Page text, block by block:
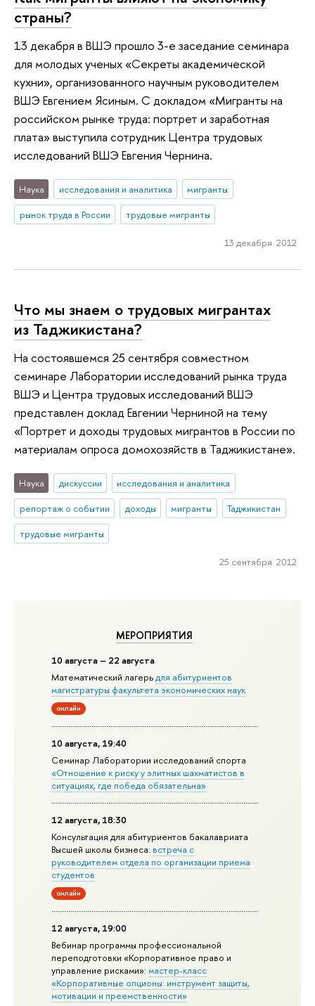
МЕРОПРИЯТИЯ
10 августа – 22 августа
Математический лагерьдля абитуриентов
магистратуры факультета экономических наук
онлайн
10 августа, 19:40
Семинар Лаборатории исследований спорта
«Отношение к риску у элитных шахматистов в
ситуациях, где победа обязательна»
12 августа, 18:30
Консультация для абитуриентов бакалавриата
Высшей школы бизнеса: встреча с
руководителем отдела по организации приема
студентов
онлайн
12 августа, 19:00
Вебинар программы профессиональной
переподготовки «Корпоративное право и
управление рисками»:мастер-класс
«Корпоративные опционы: инструмент защиты,
мотивации и преемственности»
страны?
13 декабря в ВШЭ прошло 3-е заседание семинара
для молодых ученых «Секреты академической
кухни», организованного научным руководителем
ВШЭ Евгением Ясиным. С докладом «Мигранты на
российском рынке труда: портрет и заработная
плата» выступила сотрудник Центра трудовых
исследований ВШЭ Евгения Чернина.
Наука исследования и аналитика
мигранты
рынок труда в России
трудовые мигранты
13 декабря 2012
Что мы знаем о трудовых мигрантах
из Таджикистана?
На состоявшемся 25 сентября совместном
семинаре Лаборатории исследований рынка труда
ВШЭ и Центра трудовых исследований ВШЭ
представлен доклад Евгении Черниной на тему
«Портрет и доходы трудовых мигрантов в России по
материалам опроса домохозяйств в Таджикистане».
Наука дискуссии
исследования и аналитика
репортаж о событии
доходы мигранты
Таджикистан
трудовые мигранты
25 сентября 2012